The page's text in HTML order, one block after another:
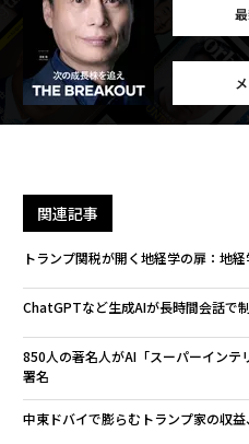
関連記事
トランプ関税が開く地経学の扉：地
ChatGPTなど生成AIが長時間会話で
850人の著名人がAI「スーパーインテ
署名
中東ドバイで膨らむトランプ家の収